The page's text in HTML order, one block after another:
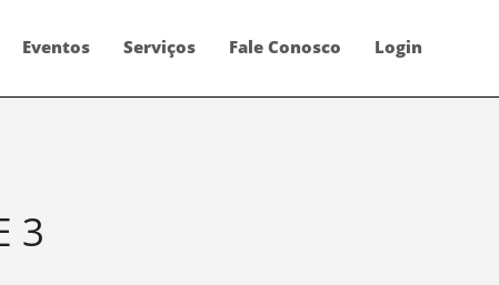
Eventos Serviços Fale Conosco Login
3